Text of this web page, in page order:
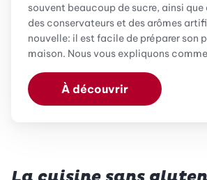
souvent beaucoup de sucre, ainsi
des conservateurs et des arômes
nouvelle: il est facile de préparer son
maison. Nous vous expliquons
À découvrir